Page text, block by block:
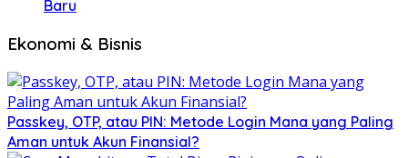
Baru
Ekonomi & Bisnis
Passkey, OTP, atau PIN: Metode Login Mana yang Paling
Aman untuk Akun Finansial?